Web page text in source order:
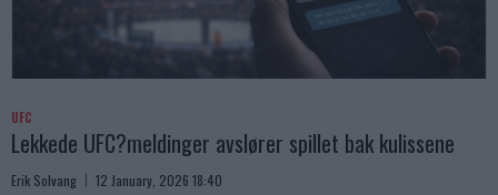
UFC
Lekkede UFC?meldinger avslører spillet bak kulissene
Erik Solvang 12 January, 2026 18:40